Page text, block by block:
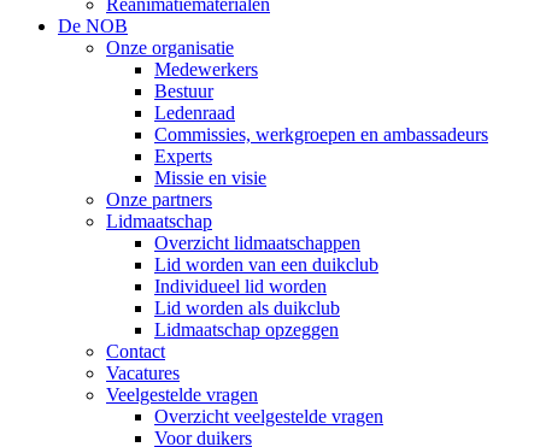
Reanimatiematerialen
De NOB
Onze organisatie
Medewerkers
Bestuur
Ledenraad
Commissies, werkgroepen en ambassadeurs
Experts
Missie en visie
Onze partners
Lidmaatschap
Overzicht lidmaatschappen
Lid worden van een duikclub
Individueel lid worden
Lid worden als duikclub
Lidmaatschap opzeggen
Contact
Vacatures
Veelgestelde vragen
Overzicht veelgestelde vragen
Voor duikers